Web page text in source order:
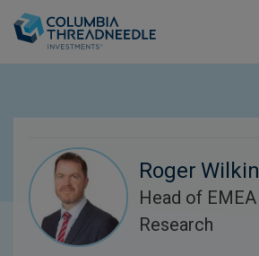
Roger
Head of
Research